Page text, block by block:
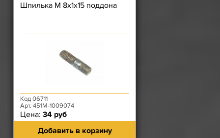
Шпилька М 8х1х15 поддона
Код 06711
Арт. 451М-1009074
Цена: 34 руб
Добавить в корзину